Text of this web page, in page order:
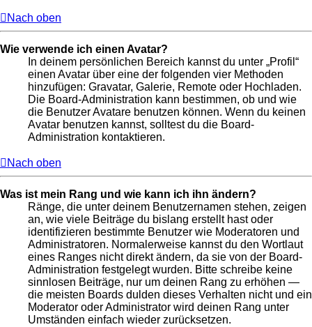
Nach oben
Wie verwende ich einen Avatar?
In deinem persönlichen Bereich kannst du unter „Profil“
einen Avatar über eine der folgenden vier Methoden
hinzufügen: Gravatar, Galerie, Remote oder Hochladen.
Die Board-Administration kann bestimmen, ob und wie
die Benutzer Avatare benutzen können. Wenn du keinen
Avatar benutzen kannst, solltest du die Board-
Administration kontaktieren.
Nach oben
Was ist mein Rang und wie kann ich ihn ändern?
Ränge, die unter deinem Benutzernamen stehen, zeigen
an, wie viele Beiträge du bislang erstellt hast oder
identifizieren bestimmte Benutzer wie Moderatoren und
Administratoren. Normalerweise kannst du den Wortlaut
eines Ranges nicht direkt ändern, da sie von der Board-
Administration festgelegt wurden. Bitte schreibe keine
sinnlosen Beiträge, nur um deinen Rang zu erhöhen —
die meisten Boards dulden dieses Verhalten nicht und ein
Moderator oder Administrator wird deinen Rang unter
Umständen einfach wieder zurücksetzen.